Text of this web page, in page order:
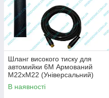
Шланг високого тиску для
автомийки 6M Армований
М22хМ22 (Універсальний)
В наявності